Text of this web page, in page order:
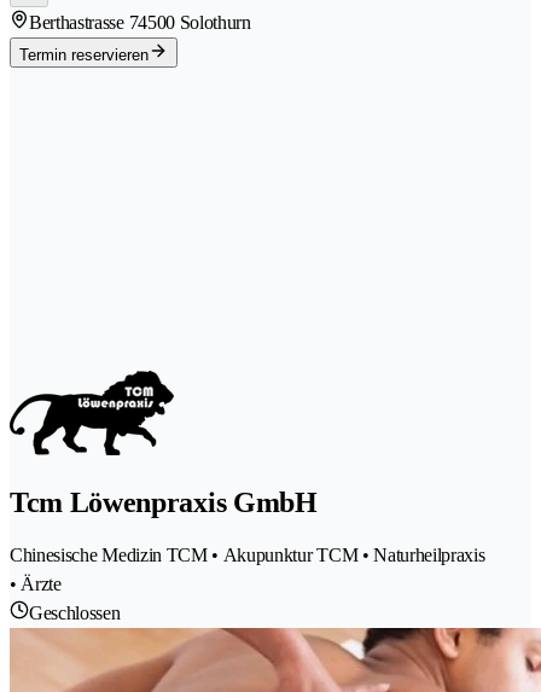
Berthastrasse 74500 Solothurn
Termin reservieren
Tcm Löwenpraxis GmbH
Chinesische Medizin TCM • Akupunktur TCM • Naturheilpraxis
• Ärzte
Geschlossen